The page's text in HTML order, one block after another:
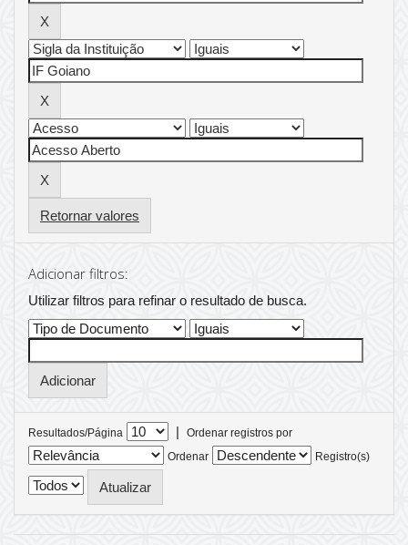
Retornar valores
Adicionar filtros:
Utilizar filtros para refinar o resultado de busca.
Resultados/Página |
Ordenar registros por
Ordenar
Registro(s)